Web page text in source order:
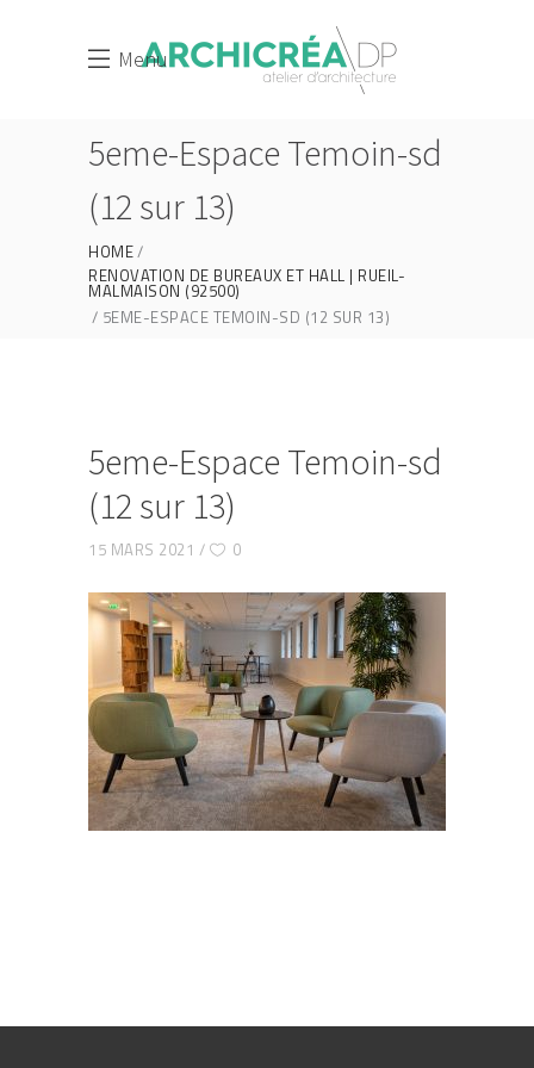
Menu
5eme-Espace Temoin-sd
(12 sur 13)
HOME
RENOVATION DE BUREAUX ET HALL | RUEIL-
MALMAISON (92500)
5EME-ESPACE TEMOIN-SD (12 SUR 13)
5eme-Espace Temoin-sd
(12 sur 13)
15 MARS 2021 0